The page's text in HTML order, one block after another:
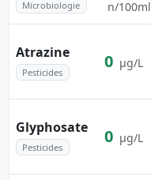
Microbiologie n/100ml
Atrazine
Pesticides
0 µg/L
Glyphosate
Pesticides
0 µg/L